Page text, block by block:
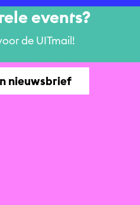
events?
de UITmail!
nieuwsbrief